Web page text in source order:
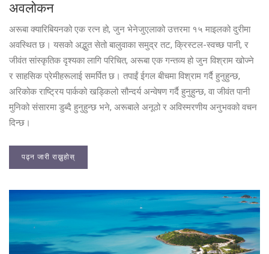
अवलोकन
अरूबा क्यारिबियनको एक रत्न हो, जुन भेनेजुएलाको उत्तरमा १५ माइलको दुरीमा
अवस्थित छ। यसको अद्भुत सेतो बालुवाका समुद्र तट, क्रिस्टल-स्वच्छ पानी, र
जीवंत सांस्कृतिक दृश्यका लागि परिचित, अरूबा एक गन्तव्य हो जुन विश्राम खोज्ने
र साहसिक प्रेमीहरूलाई समर्पित छ। तपाईं ईगल बीचमा विश्राम गर्दै हुनुहुन्छ,
अरिकोक राष्ट्रिय पार्कको खड्किलो सौन्दर्य अन्वेषण गर्दै हुनुहुन्छ, वा जीवंत पानी
मुनिको संसारमा डुब्दै हुनुहुन्छ भने, अरूबाले अनूठो र अविस्मरणीय अनुभवको वचन
दिन्छ।
पढ्न जारी राख्नुहोस्